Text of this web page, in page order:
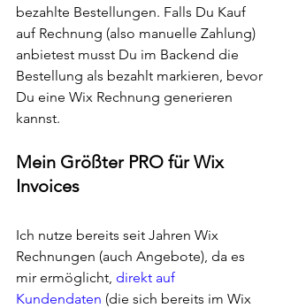
bezahlte Bestellungen. Falls Du Kauf
auf Rechnung (also manuelle Zahlung)
anbietest musst Du im Backend die
Bestellung als bezahlt markieren, bevor
Du eine Wix Rechnung generieren
kannst.
Mein Größter PRO für Wix
Invoices
Ich nutze bereits seit Jahren Wix
Rechnungen (auch Angebote), da es
mir ermöglicht, direkt auf
Kundendaten (die sich bereits im Wix